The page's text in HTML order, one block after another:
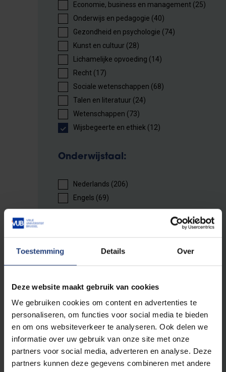
Toestemming Details Over
Deze website maakt gebruik van cookies
We gebruiken cookies om content en advertenties te
personaliseren, om functies voor social media te bieden
en om ons websiteverkeer te analyseren. Ook delen we
informatie over uw gebruik van onze site met onze
partners voor social media, adverteren en analyse. Deze
partners kunnen deze gegevens combineren met andere
Economie, business en management (25)
Onderwijs en pedagogie (40)
Gezondheid en psychologie (74)
Kunst en cultuur (28)
Lichamelijke opvoeding (14)
Recht (17)
Sociale wetenschappen (68)
Talen en literatuur (24)
Wetenschappen (73)
Wijsbegeerte en ethiek (12)
Onderwijstaal:
Nederlands (206)
Engels (69)
Campus Coovi Anderlecht (8)
VUB Health Campus Jette (46)
Onderwijsvorm:
Avondonderwijs (66)